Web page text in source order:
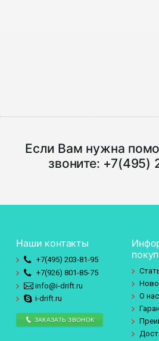
Если Вам нужна
звоните: +7(495)
Наши контакты
+7(495) 203-81-95
+7(926) 801-85-75
info@i-drift.ru
i-drift.ru
ЗАКАЗАТЬ ЗВОНОК
О нас